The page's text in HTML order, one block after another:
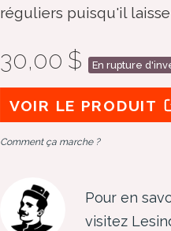
réguliers puisqu'il
30,00 $ En rupture
VOIR LE PRODUIT
Comment ça marche ?
Pour en
visitez